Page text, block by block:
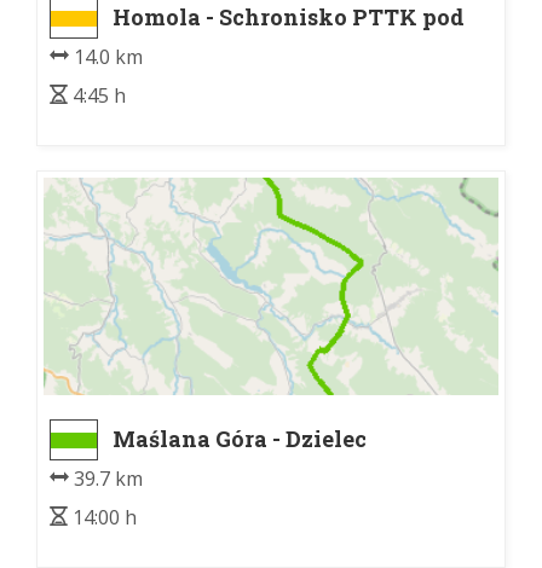
Homola - Schronisko PTTK pod
14.0 km
4:45 h
Maślana Góra - Dzielec
39.7 km
14:00 h